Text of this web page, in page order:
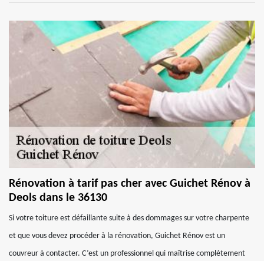
Rénovation à tarif pas cher avec Guichet Rénov à
Deols dans le 36130
Si votre toiture est défaillante suite à des dommages sur votre charpente
et que vous devez procéder à la rénovation, Guichet Rénov est un
couvreur à contacter. C’est un professionnel qui maîtrise complètement